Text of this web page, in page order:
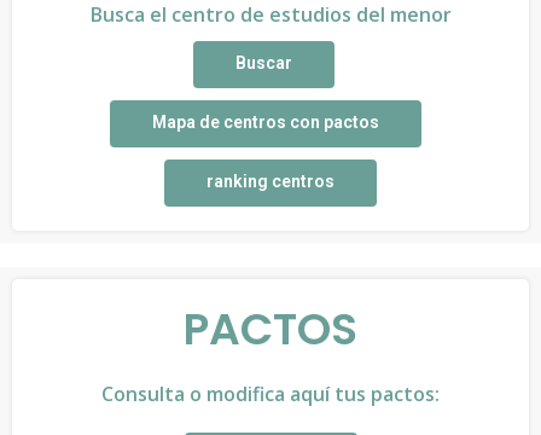
Busca el centro de estudios del menor
Buscar
Mapa de centros con pactos
ranking centros
PACTOS
Consulta o modifica aquí tus pactos: